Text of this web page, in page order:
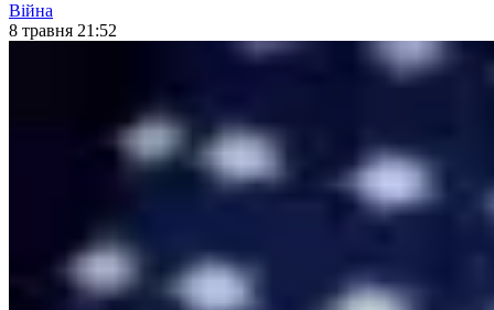
Війна
8 травня 21:52